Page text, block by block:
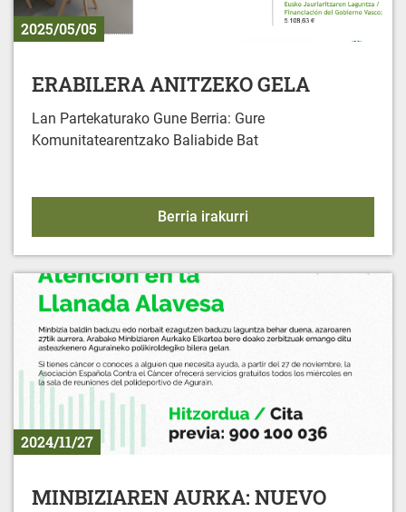
2025/05/05
ERABILERA ANITZEKO GELA
Lan Partekaturako Gune Berria: Gure
Komunitatearentzako Baliabide Bat
Berria irakurri
2024/11/27
MINBIZIAREN AURKA: NUEVO